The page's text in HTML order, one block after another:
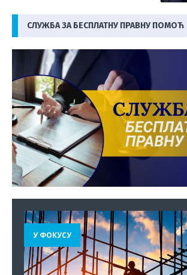
СЛУЖБА ЗА БЕСПЛАТНУ ПРАВНУ ПОМОЋ
У ФОКУСУ